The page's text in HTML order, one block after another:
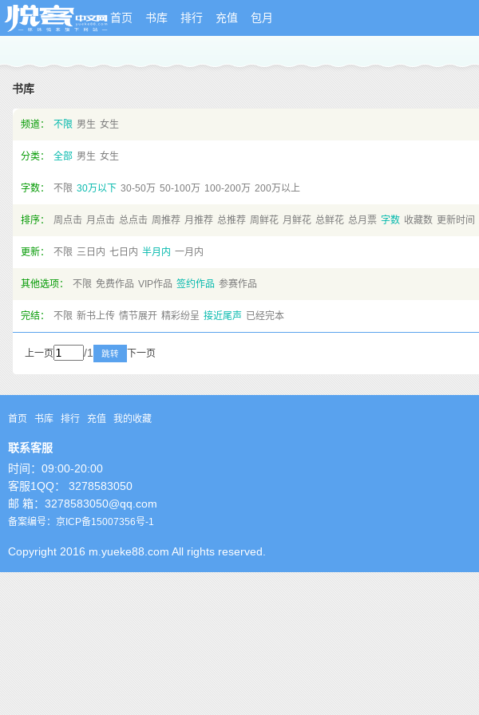
首页 书库 排行 充值 包月
书库
频道： 不限 男生 女生
分类： 全部 男生 女生
字数： 不限 30万以下 30-50万 50-100万 100-200万 200万以上
排序： 周点击 月点击 总点击 周推荐 月推荐 总推荐 周鲜花 月鲜花 总鲜花 总月票 字数 收藏数 更新时间
更新： 不限 三日内 七日内 半月内 一月内
其他选项： 不限 免费作品 VIP作品 签约作品 参赛作品
完结： 不限 新书上传 情节展开 精彩纷呈 接近尾声 已经完本
上一页 /1 跳转 下一页
首页 书库 排行 充值 我的收藏
联系客服
时间：09:00-20:00
客服1QQ： 3278583050
邮 箱：3278583050@qq.com
备案编号：京ICP备15007356号-1
Copyright 2016 m.yueke88.com All rights reserved.